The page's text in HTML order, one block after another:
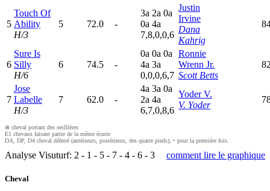
5
Touch Of
Ability
H/3
5 72.0 -
3a 2a 0a
0a 4a
7,8,0,0,6
Justin
Irvine
Dana
Kahrig
6
Sure Is
Silly
H/6
6 74.5 -
0a 0a 0a
4a 3a
0,0,0,6,7
Ronnie
Wrenn Jr.
Scott Betts
7
Jose
Labelle
H/3
7 62.0 -
4a 3a 0a
2a 4a
6,7,0,8,6
Yoder V.
V. Yoder
⊗ cheval portant des oeilllères
E1 chevaux faisant partie de la même écurie
DA, DP, D4 cheval déferré (antérieurs, postérieurs, des quatre pieds), • pour la première fois.
Analyse Visuturf: 2 - 1 - 5 - 7 - 4 - 6 - 3 comment lire le graphique
Cheval